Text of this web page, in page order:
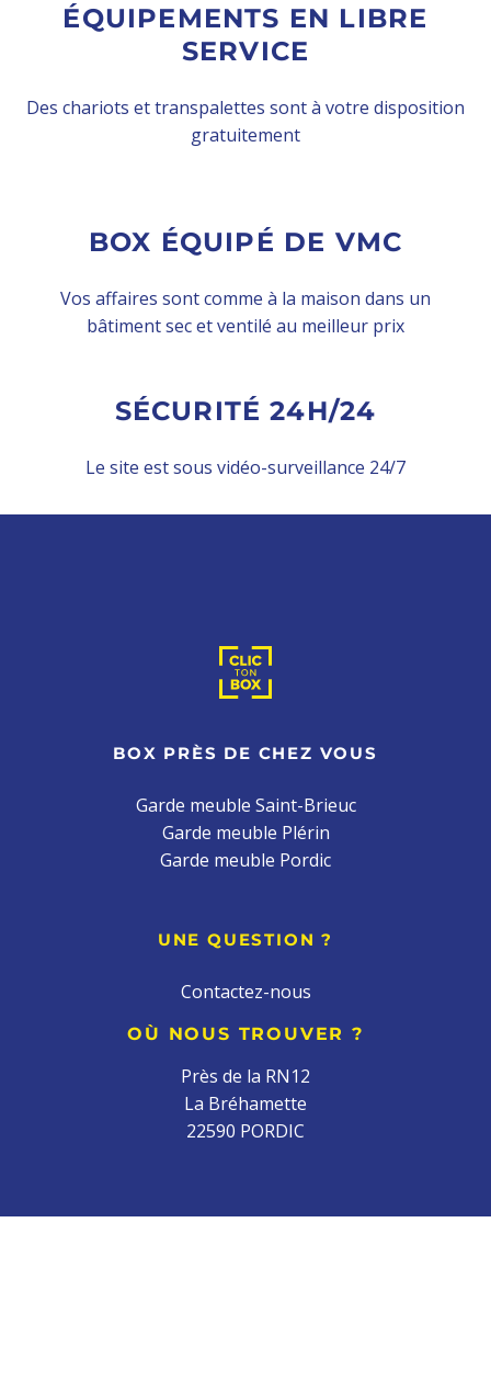
ÉQUIPEMENTS EN LIBRE
SERVICE
Des chariots et transpalettes sont à votre disposition
gratuitement
BOX ÉQUIPÉ DE VMC
Vos affaires sont comme à la maison dans un
bâtiment sec et ventilé au meilleur prix
SÉCURITÉ 24H/24
Le site est sous vidéo-surveillance 24/7
BOX PRÈS DE CHEZ VOUS
Garde meuble Saint-Brieuc
Garde meuble Plérin
Garde meuble Pordic
UNE QUESTION ?
Contactez-nous
OÙ NOUS TROUVER ?
Près de la RN12
La Bréhamette
22590 PORDIC